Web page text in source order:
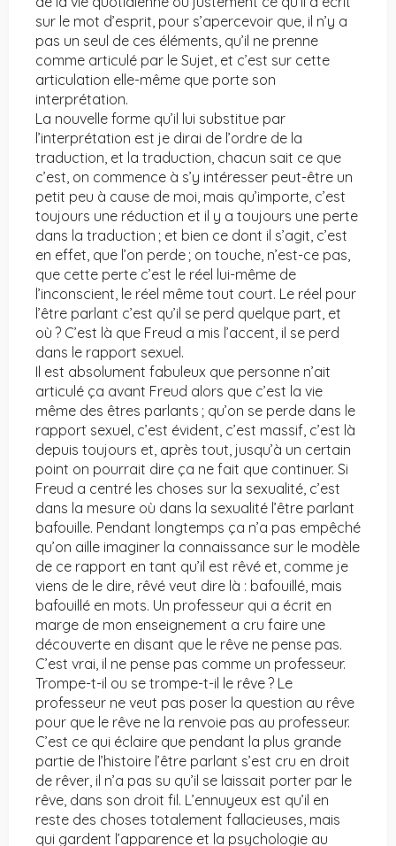
sur le mot d’esprit, pour s’apercevoir que, il n’y a
pas un seul de ces éléments, qu’il ne prenne
comme articulé par le Sujet, et c’est sur cette
articulation elle-même que porte son
interprétation.
La nouvelle forme qu’il lui substitue par
l’interprétation est je dirai de l’ordre de la
traduction, et la traduction, chacun sait ce que
c’est, on commence à s’y intéresser peut-être un
petit peu à cause de moi, mais qu’importe, c’est
toujours une réduction et il y a toujours une perte
dans la traduction ; et bien ce dont il s’agit, c’est
en effet, que l’on perde ; on touche, n’est-ce pas,
que cette perte c’est le réel lui-même de
l’inconscient, le réel même tout court. Le réel pour
l’être parlant c’est qu’il se perd quelque part, et
où ? C’est là que Freud a mis l’accent, il se perd
dans le rapport sexuel.
Il est absolument fabuleux que personne n’ait
articulé ça avant Freud alors que c’est la vie
même des êtres parlants ; qu’on se perde dans le
rapport sexuel, c’est évident, c’est massif, c’est là
depuis toujours et, après tout, jusqu’à un certain
point on pourrait dire ça ne fait que continuer. Si
Freud a centré les choses sur la sexualité, c’est
dans la mesure où dans la sexualité l’être parlant
bafouille. Pendant longtemps ça n’a pas empêché
qu’on aille imaginer la connaissance sur le modèle
de ce rapport en tant qu’il est rêvé et, comme je
viens de le dire, rêvé veut dire là : bafouillé, mais
bafouillé en mots. Un professeur qui a écrit en
marge de mon enseignement a cru faire une
découverte en disant que le rêve ne pense pas.
C’est vrai, il ne pense pas comme un professeur.
Trompe-t-il ou se trompe-t-il le rêve ? Le
professeur ne veut pas poser la question au rêve
pour que le rêve ne la renvoie pas au professeur.
C’est ce qui éclaire que pendant la plus grande
partie de l’histoire l’être parlant s’est cru en droit
de rêver, il n’a pas su qu’il se laissait porter par le
rêve, dans son droit fil. L’ennuyeux est qu’il en
reste des choses totalement fallacieuses, mais
qui gardent l’apparence et la psychologie au